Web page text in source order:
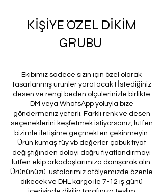
KİŞİYE ÖZEL DİKİM
GRUBU
Ekibimiz sadece sizin için özel olarak
tasarlanmış ürünler yaratacak ! İstediğiniz
desen ve rengi beden ölçülerinizle birlikte
DM veya WhatsApp yoluyla bize
göndermeniz yeterli. Farklı renk ve desen
seçeneklerini keşfetmek istiyorsanız, lütfen
bizimle iletişime geçmekten çekinmeyin.
Ürün kumaş tüy vb değerler çabuk fiyat
değiştiğinden dolayı doğru fiyatlandırmayı
lütfen ekip arkadaşlarımıza danışarak alın.
Ürününüzü ustalarımız atölyemizde özenle
dikecek ve DHL kargo ile 7-12 iş günü